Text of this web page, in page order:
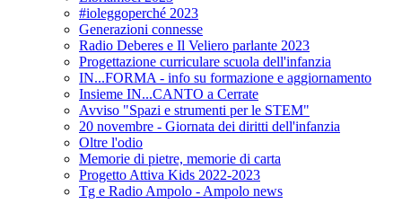
#ioleggoperché 2023
Generazioni connesse
Radio Deberes e Il Veliero parlante 2023
Progettazione curriculare scuola dell'infanzia
IN...FORMA - info su formazione e aggiornamento
Insieme IN...CANTO a Cerrate
Avviso "Spazi e strumenti per le STEM"
20 novembre - Giornata dei diritti dell'infanzia
Oltre l'odio
Memorie di pietre, memorie di carta
Progetto Attiva Kids 2022-2023
Tg e Radio Ampolo - Ampolo news